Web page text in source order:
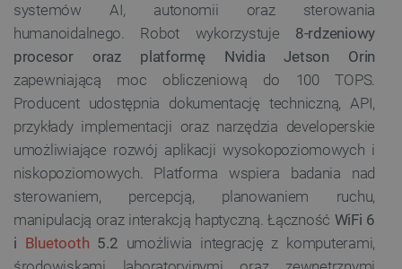
systemów AI, autonomii oraz sterowania
humanoidalnego. Robot wykorzystuje 8-rdzeniowy
procesor oraz platformę Nvidia Jetson Orin
zapewniającą moc obliczeniową do 100 TOPS.
Producent udostępnia dokumentację techniczną, API,
przykłady implementacji oraz narzędzia developerskie
umożliwiające rozwój aplikacji wysokopoziomowych i
niskopoziomowych. Platforma wspiera badania nad
sterowaniem, percepcją, planowaniem ruchu,
manipulacją oraz interakcją haptyczną. Łączność WiFi 6
i Bluetooth 5.2 umożliwia integrację z komputerami,
VISITOR_PRIVACY_METADATA
YouTube
.youtube.com
Polityce prywatności Google